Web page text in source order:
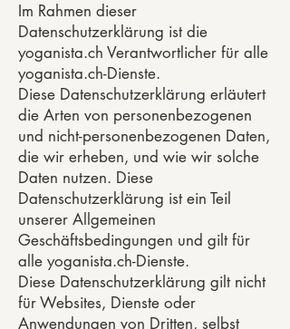
Im Rahmen dieser
Datenschutzerklärung ist die
yoganista.ch Verantwortlicher für alle
yoganista.ch-Dienste.
Diese Datenschutzerklärung erläutert
die Arten von personenbezogenen
und nicht-personenbezogenen Daten,
die wir erheben, und wie wir solche
Daten nutzen. Diese
Datenschutzerklärung ist ein Teil
unserer Allgemeinen
Geschäftsbedingungen und gilt für
alle yoganista.ch-Dienste.
Diese Datenschutzerklärung gilt nicht
für Websites, Dienste oder
Anwendungen von Dritten, selbst